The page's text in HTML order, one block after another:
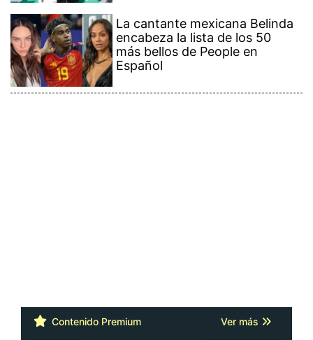
La cantante mexicana Belinda
encabeza la lista de los 50
más bellos de People en
Español
Contenido Premium Ver más